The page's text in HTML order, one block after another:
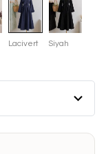
Lacivert Siyah